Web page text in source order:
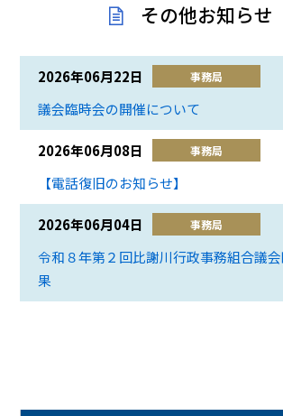
その他お知らせ
2026年06月22日 事務局
議会臨時会の開催について
2026年06月08日 事務局
【電話復旧のお知らせ】
2026年06月04日 事務局
令和８年第２回比謝川行政事務組合議
果